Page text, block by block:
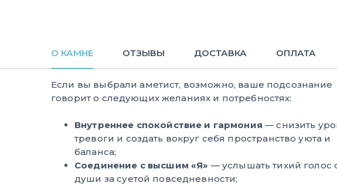
О КАМНЕ ОТЗЫВЫ ДОСТАВКА ОПЛАТА
Если вы выбрали аметист, возможно, ваше подсознание
говорит о следующих желаниях и потребностях:
Внутреннее спокойствие и гармония — снизить
тревоги и создать вокруг себя пространство уюта и
баланса;
Соединение с высшим «Я» — услышать тихий голос
души за суетой повседневности;